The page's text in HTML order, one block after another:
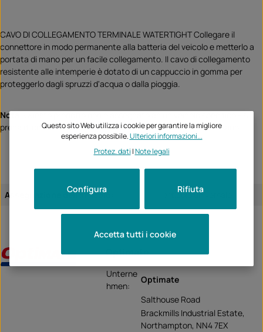
CAVO DI COLLEGAMENTO TERMINALE WATERTIGHT Collegare il
connettore in modo permanente alla batteria del veicolo e metterlo a
portata di mano per un facile collegamento. Il cavo di collegamento
resistente alle intemperie è dotato di un cappuccio in gomma per
proteggerlo dagli spruzzi d'acqua o dalla pioggia.
Nota:
prega di controllare se questo articolo si adatta e/o è necessario.
Assegnazione dell'articolo: articolo universale
Optimate
Unterne
hmen:
Optimate
Salthouse Road
Brackmills Industrial Estate,
Northampton, NN4 7EX
Questo sito Web utilizza i cookie per garantire la migliore
esperienza possibile.Ulteriori informazioni...
Protez. dati |Note legali
Rifiuta
Configura
Accetta tutti i cookie